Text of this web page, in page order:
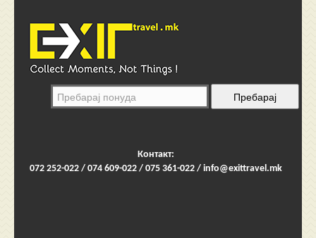
Контакт:
072 252-022 / 074 609-022 / 075 361-022 / info@exittravel.mk